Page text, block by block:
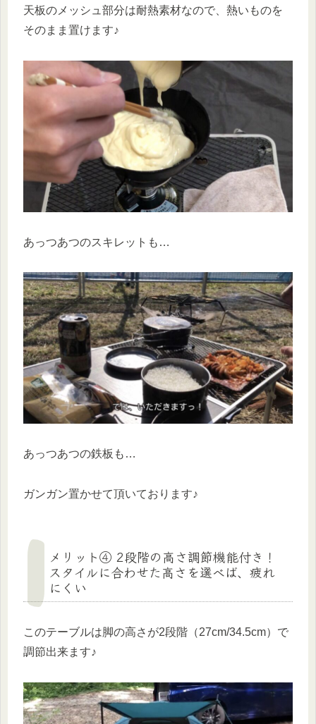
天板のメッシュ部分は耐熱素材なので、熱いものを
そのまま置けます♪
あっつあつのスキレットも…
あっつあつの鉄板も…
ガンガン置かせて頂いております♪
メリット④ 2段階の高さ調節機能付き！
スタイルに合わせた高さを選べば、疲れ
にくい
このテーブルは脚の高さが2段階（27cm/34.5cm）で
調節出来ます♪